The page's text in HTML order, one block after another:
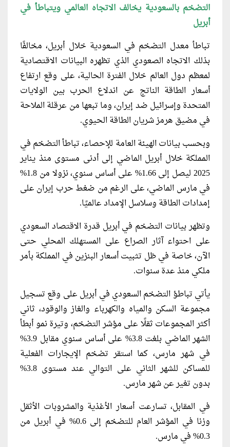
التضخم بالسعودية يخالف الاتجاه العالمي ويتباطأ في
أبريل
تباطأ معدل التضخم في السعودية خلال أبريل، مخالفًا
بذلك الاتجاه الصعودي الذي تظهره البيانات الاقتصادية
لمعظم دول العالم خلال الفترة الحالية، على وقع ارتفاع
أسعار الطاقة الناتج عن اندلاع الحرب بين الولايات
المتحدة وإسرائيل ضد إيران، وما تبعها من عرقلة الملاحة
في مضيق هرمز شريان الطاقة الحيوي.
وبحسب بيانات الهيئة العامة للإحصاء، تباطأ التضخم في
المملكة خلال أبريل الماضي إلى أدنى مستوى منذ يناير
2025 ليصل إلى 1.66% على أساس سنوي، نزولا من 1.8%
في مارس الماضي، على الرغم من ضغط حرب إيران على
إمدادات الطاقة وسلاسل الإمداد عالميًا.
وتظهر بيانات التضخم في أبريل قدرة الاقتصاد السعودي
على احتواء آثار الصراع على المستهلك المحلي حتى
الآن، خاصة في ظل تثبيت أسعار البنزين في المملكة بأمر
ملكي منذ عدة سنوات.
يأتي تباطؤ التضخم السعودي في أبريل على وقع تسجيل
مجموعة السكن والمياه والكهرباء والغاز والوقود، ثاني
أكثر المجموعات ثقلًا على مؤشر التضخم، وتيرة نمو أبطأ
الشهر الماضي بلغت 3.8% على أساس سنوي مقابل 3.9%
في شهر مارس، كما استقر تضخم الإيجارات الفعلية
للمساكن للشهر الثاني على التوالي عند مستوى 3.8%
بدون تغير عن شهر مارس.
في المقابل، تسارعت أسعار الأغذية والمشروبات الأثقل
وزنا في المؤشر العام للتضخم إلى 0.6% في أبريل من
0.3% في مارس.